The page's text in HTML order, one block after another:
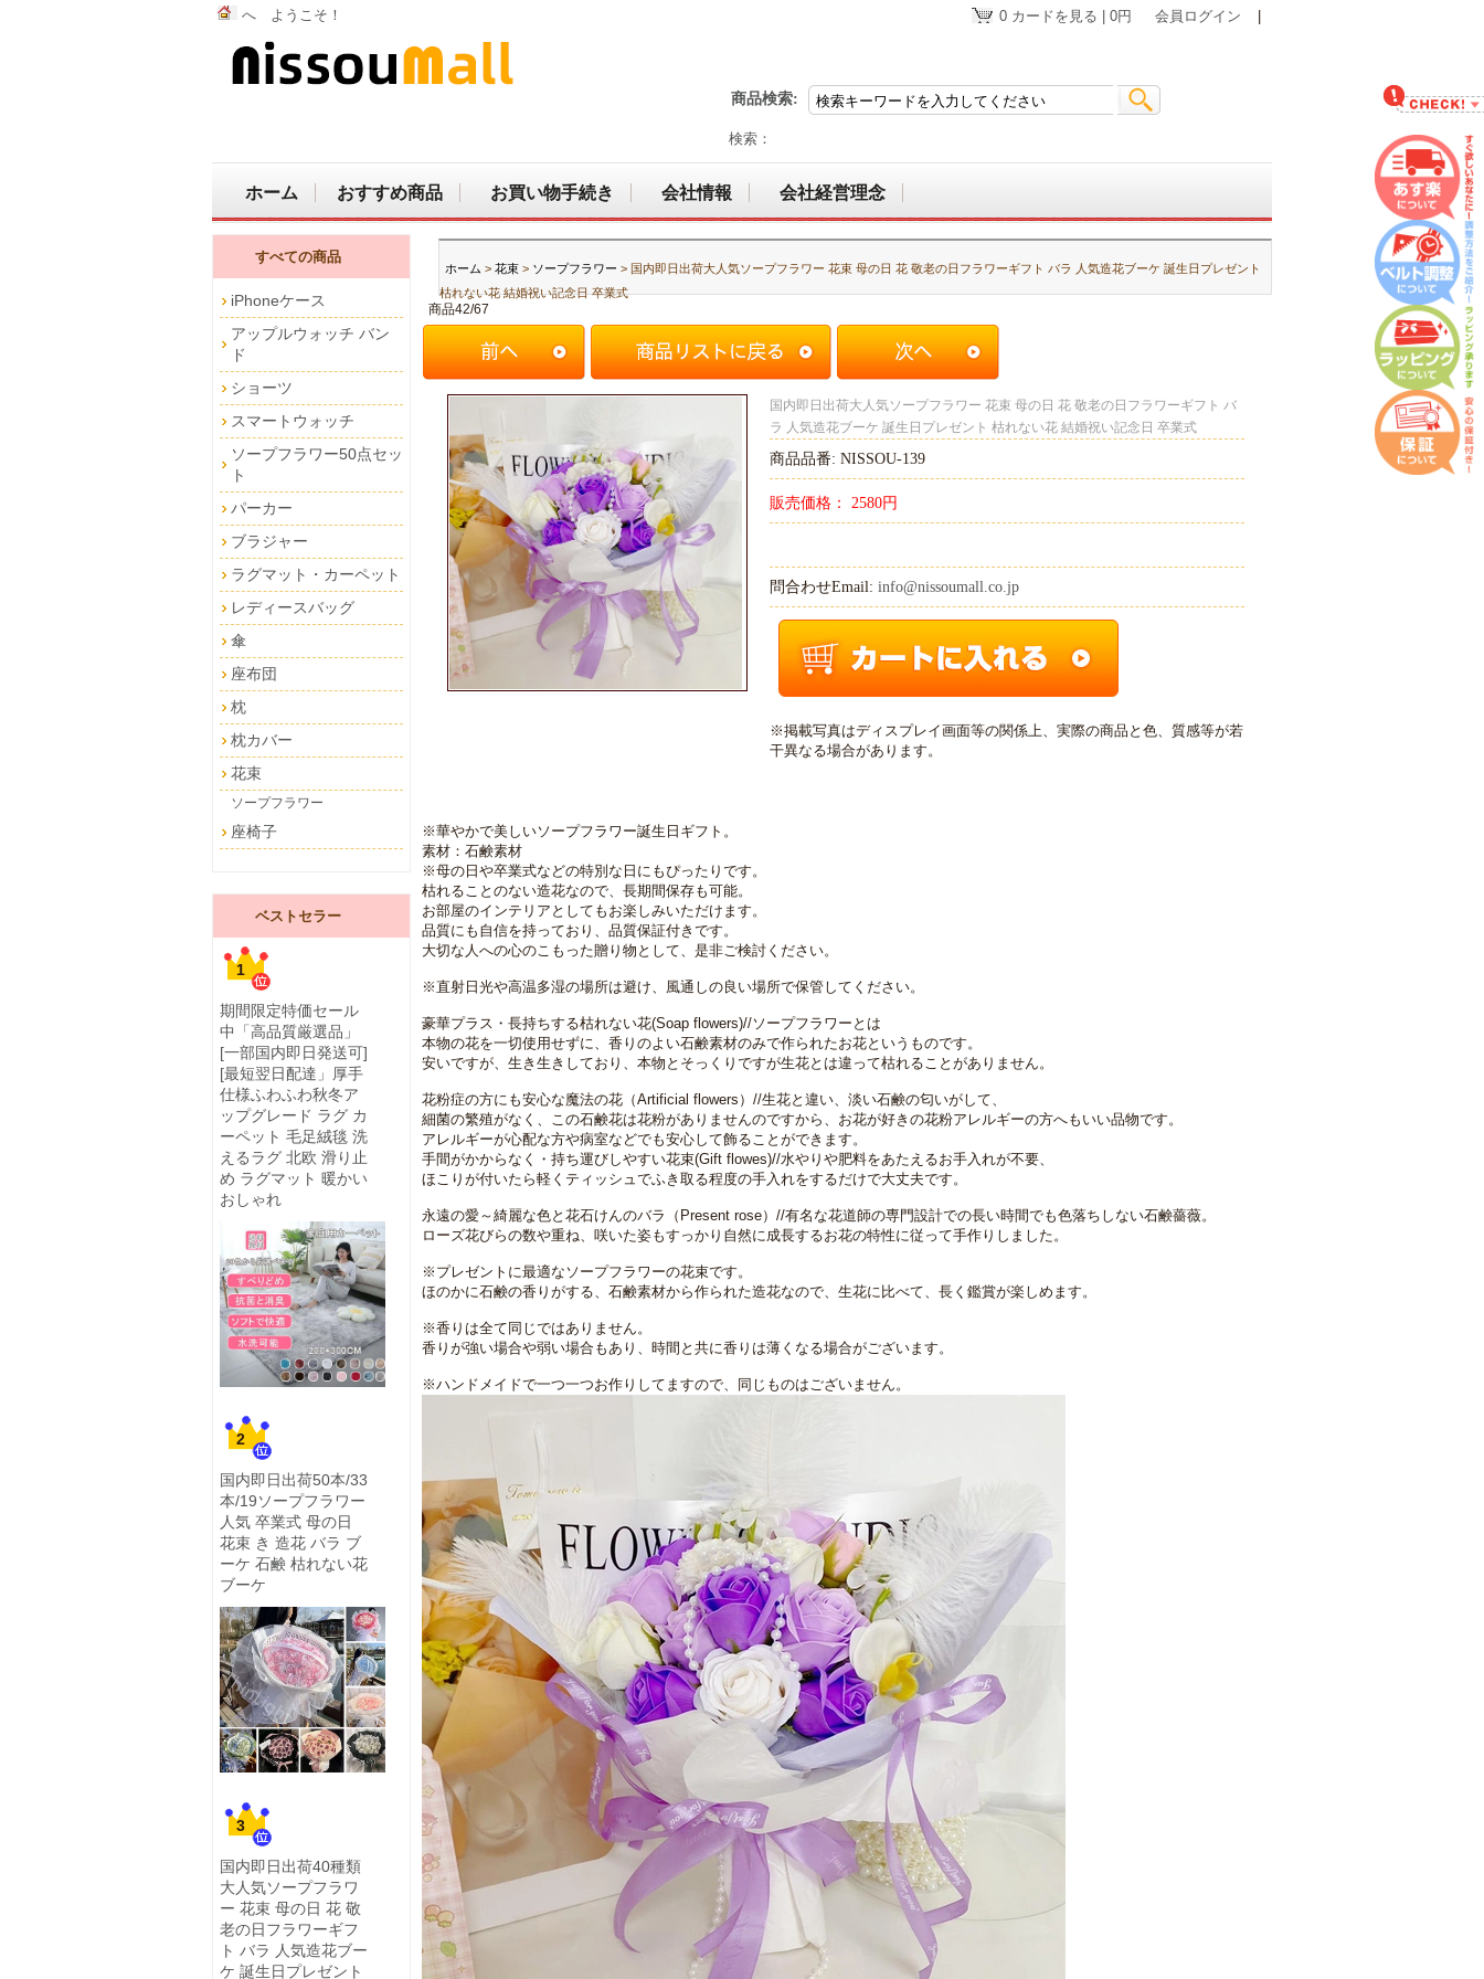
へ ようこそ！ 0 カードを見る | 0円 会員ログイン
商品検索:
検索：
ホーム おすすめ商品 お買い物手続き 会社情報 会社経営理念
すべての商品
iPhoneケース
アップルウォッチ バン
ド
ショーツ
スマートウォッチ
ソープフラワー50点セッ
ト
パーカー
ブラジャー
ラグマット・カーペット
レディースバッグ
傘
座布団
枕
枕カバー
花束
ソープフラワー
座椅子
ベストセラー
1
期間限定特価セール
中「高品質厳選品」
[一部国内即日発送可]
[最短翌日配達」厚手
仕様ふわふわ秋冬ア
ップグレード ラグ カ
ーペット 毛足絨毯 洗
えるラグ 北欧 滑り止
め ラグマット 暖かい
おしゃれ
2
国内即日出荷50本/33
本/19ソープフラワー
人気 卒業式 母の日
花束 き 造花 バラ ブ
ーケ 石鹸 枯れない花
ブーケ
3
国内即日出荷40種類
大人気ソープフラワ
ー 花束 母の日 花 敬
老の日フラワーギフ
ト バラ 人気造花ブー
ケ 誕生日プレゼント
ホーム > 花束 > ソープフラワー > 国内即日出荷大人気ソープフラワー 花束 母の日 花 敬老の日フラワーギフト バラ 人気造花ブーケ 誕生日プレゼント
枯れない花 結婚祝い記念日 卒業式
商品42/67
国内即日出荷大人気ソープフラワー 花束 母の日 花 敬老の日フラワーギフト バ
ラ 人気造花ブーケ 誕生日プレゼント 枯れない花 結婚祝い記念日 卒業式
商品品番: NISSOU-139
販売価格： 2580円
問合わせEmail: info@nissoumall.co.jp
※掲載写真はディスプレイ画面等の関係上、実際の商品と色、質感等が若
干異なる場合があります。
※華やかで美しいソープフラワー誕生日ギフト。
素材：石鹸素材
※母の日や卒業式などの特別な日にもぴったりです。
枯れることのない造花なので、長期間保存も可能。
お部屋のインテリアとしてもお楽しみいただけます。
品質にも自信を持っており、品質保証付きです。
大切な人への心のこもった贈り物として、是非ご検討ください。
※直射日光や高温多湿の場所は避け、風通しの良い場所で保管してください。
豪華プラス・長持ちする枯れない花(Soap flowers)//ソープフラワーとは
本物の花を一切使用せずに、香りのよい石鹸素材のみで作られたお花というものです。
安いですが、生き生きしており、本物とそっくりですが生花とは違って枯れることがありません。
花粉症の方にも安心な魔法の花（Artificial flowers）//生花と違い、淡い石鹸の匂いがして、
細菌の繁殖がなく、この石鹸花は花粉がありませんのですから、お花が好きの花粉アレルギーの方へもいい品物です。
アレルギーが心配な方や病室などでも安心して飾ることができます。
手間がかからなく・持ち運びしやすい花束(Gift flowes)//水やりや肥料をあたえるお手入れが不要、
ほこりが付いたら軽くティッシュでふき取る程度の手入れをするだけで大丈夫です。
永遠の愛～綺麗な色と花石けんのバラ（Present rose）//有名な花道師の専門設計での長い時間でも色落ちしない石鹸薔薇。
ローズ花びらの数や重ね、咲いた姿もすっかり自然に成長するお花の特性に従って手作りしました。
※プレゼントに最適なソープフラワーの花束です。
ほのかに石鹸の香りがする、石鹸素材から作られた造花なので、生花に比べて、長く鑑賞が楽しめます。
※香りは全て同じではありません。
香りが強い場合や弱い場合もあり、時間と共に香りは薄くなる場合がございます。
※ハンドメイドで一つ一つお作りしてますので、同じものはございません。